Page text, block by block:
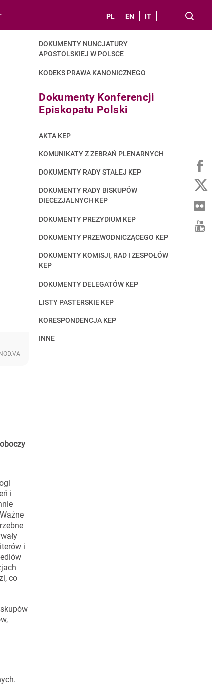
PL EN IT
i
i
co
DOKUMENTY NUNCJATURY
APOSTOLSKIEJ W POLSCE
KODEKS PRAWA KANONICZNEGO
Dokumenty Konferencji
Episkopatu Polski
AKTA KEP
KOMUNIKATY Z ZEBRAŃ PLENARNYCH
DOKUMENTY RADY STAŁEJ KEP
DOKUMENTY RADY BISKUPÓW
DIECEZJALNYCH KEP
DOKUMENTY PREZYDIUM KEP
DOKUMENTY PRZEWODNICZĄCEGO KEP
DOKUMENTY KOMISJI, RAD I ZESPOŁÓW
KEP
DOKUMENTY DELEGATÓW KEP
LISTY PASTERSKIE KEP
KORESPONDENCJA KEP
INNE